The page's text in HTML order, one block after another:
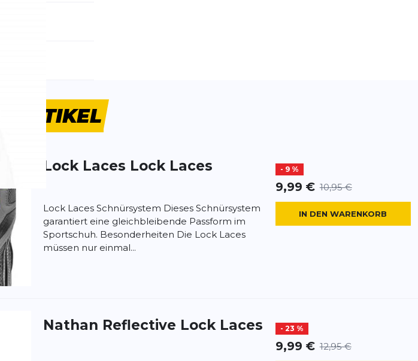
ARTIKEL
Lock Laces Lock Laces - 9 %
9,99 € 10,95 €
Lock Laces Schnürsystem Dieses Schnürsystem
garantiert eine gleichbleibende Passform im
Sportschuh. Besonderheiten Die Lock Laces
müssen nur einmal...
IN DEN WARENKORB
Nathan Reflective Lock Laces - 23 %
9,99 € 12,95 €